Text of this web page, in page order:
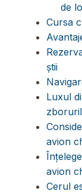
de
Cursa
știi
Luxul
avion
avion
Cerul